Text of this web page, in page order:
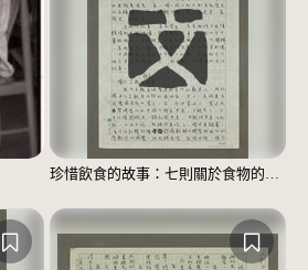
珍惜飲食的故事：七則關於食物的個人、家庭、家族、社會、國族記憶